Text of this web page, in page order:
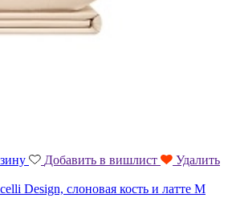
Добавить в вишлист
Удалить
Design, слоновая кость и латте M